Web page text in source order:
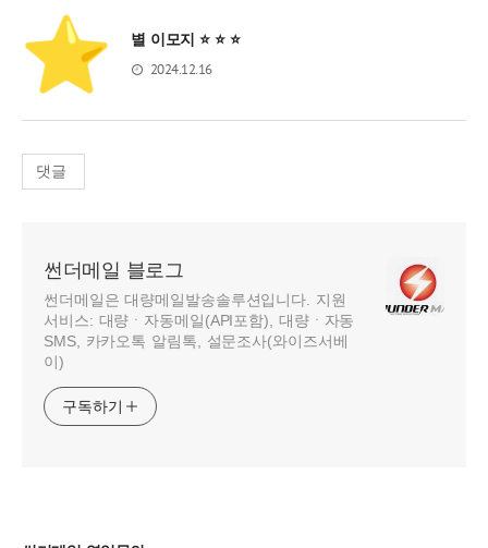
별 이모지 ⭐ ⭐ ⭐
2024.12.16
댓글
썬더메일 블로그
썬더메일은 대량메일발송솔루션입니다. 지원
서비스: 대량ㆍ자동메일(API포함), 대량ㆍ자동
SMS, 카카오톡 알림톡, 설문조사(와이즈서베
이)
구독하기